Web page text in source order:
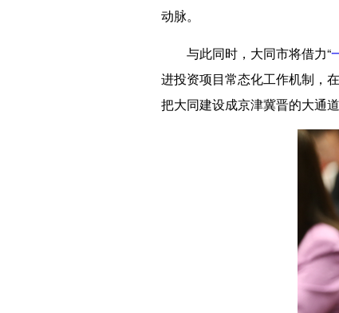
动脉。
与此同时，大同市将借力“
进投资项目常态化工作机制，
把大同建设成京津冀晋的大通道